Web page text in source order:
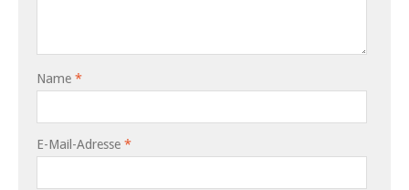
Name *
E-Mail-Adresse *